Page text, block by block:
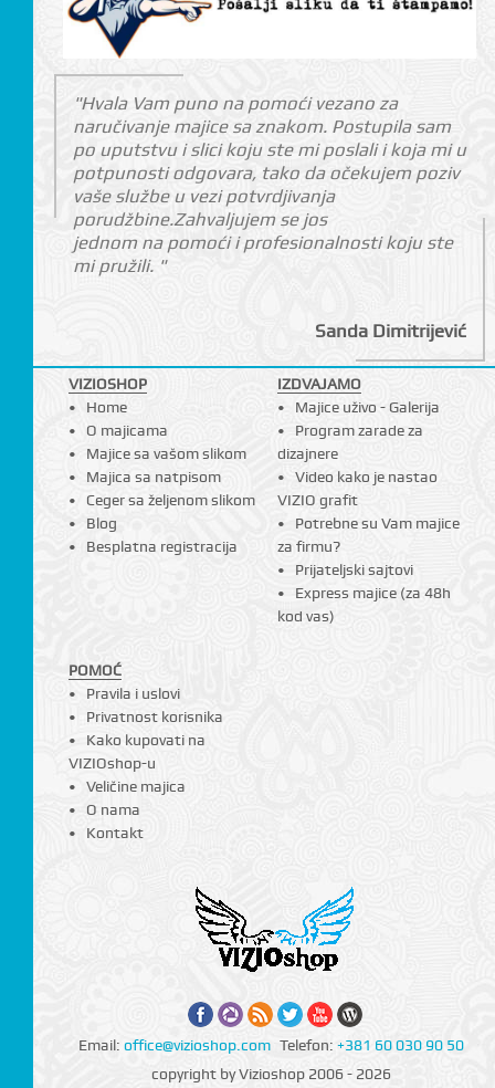
"Hvala Vam puno na pomoći vezano za
naručivanje majice sa znakom. Postupila sam
po uputstvu i slici koju ste mi poslali i koja mi u
potpunosti odgovara, tako da očekujem poziv
vaše službe u vezi potvrdjivanja
porudžbine.Zahvaljujem se jos
jednom na pomoći i profesionalnosti koju ste
mi pružili. "
Sanda Dimitrijević
VIZIOSHOP
Home
O majicama
Majice sa vašom slikom
Majica sa natpisom
Ceger sa željenom slikom
Blog
Besplatna registracija
IZDVAJAMO
Majice uživo - Galerija
Program zarade za
dizajnere
Video kako je nastao
VIZIO grafit
Potrebne su Vam majice
za firmu?
Prijateljski sajtovi
Express majice (za 48h
kod vas)
POMOĆ
Pravila i uslovi
Privatnost korisnika
Kako kupovati na
VIZIOshop-u
Veličine majica
O nama
Kontakt
Email: office@vizioshop.com Telefon: +381 60 030 90 50
copyright by Vizioshop 2006 - 2026